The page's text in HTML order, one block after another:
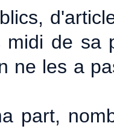
midi de sa
ne les a
part,